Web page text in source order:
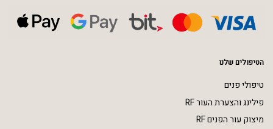
הטיפולים שלנו
טיפולי פנים
פילינג והצערת העור RF
מיצוק עור הפנים RF